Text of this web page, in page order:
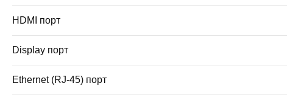
HDMI порт
Display порт
Ethernet (RJ-45) порт